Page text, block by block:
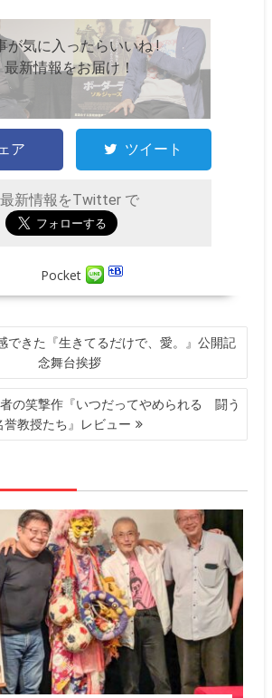
が気に入ったらいいね !
最新情報をお届け！
ア ツイート
最新情報をTwitter で
Pocket
できた『生きてるだけで、愛。』公開記
念舞台挨拶
の笑撃作『いつだってやめられる 闘う
誉教授たち』レビュー